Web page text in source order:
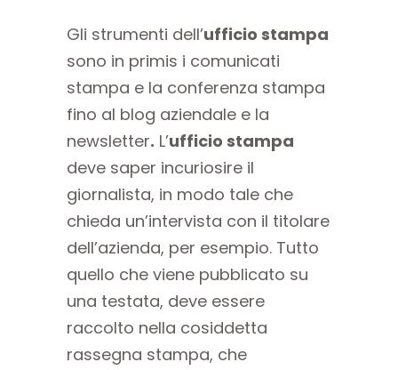
Gli strumenti dell’ufficio stampa
sono in primis i comunicati
stampa e la conferenza stampa
fino al blog aziendale e la
newsletter. L’ufficio stampa
deve saper incuriosire il
giornalista, in modo tale che
chieda un’intervista con il titolare
dell’azienda, per esempio. Tutto
quello che viene pubblicato su
una testata, deve essere
raccolto nella cosiddetta
rassegna stampa, che